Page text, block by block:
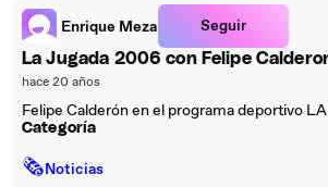
Enrique Meza Seguir
La Jugada 2006 con Felipe
hace 20 años
Felipe Calderón en el programa deportivo
Categoría
🗞Noticias